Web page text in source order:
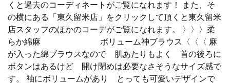
くと過去のコーディネートがご覧になれます！ また、そ
の横にある「東久留米店」をクリックして頂くと東久留米
店スタッフのほかのコーデがご覧になれます。 〉〉〉柔
らか綿麻 ボリューム神ブラウス〈〈〈 麻
が入った綿ブラウスなので 肌あたりもよく 首の後ろに
ボタンはあるけど 開け閉めは必要なさそうなサイズ感で
す。 袖にボリュームがあり とっても可愛いデザインで